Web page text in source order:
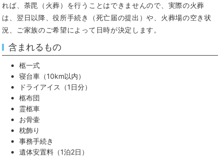
れば、荼毘（火葬）を行うことはできませんので、実際の火葬
は、翌日以降、役所手続き（死亡届の提出）や、火葬場の空き状
況、ご家族のご希望によって日時が決定します。
含まれるもの
柩一式
寝台車（10km以内）
ドライアイス（1日分）
柩布団
霊柩車
お骨壷
枕飾り
事務手続き
遺体安置料（1泊2日）